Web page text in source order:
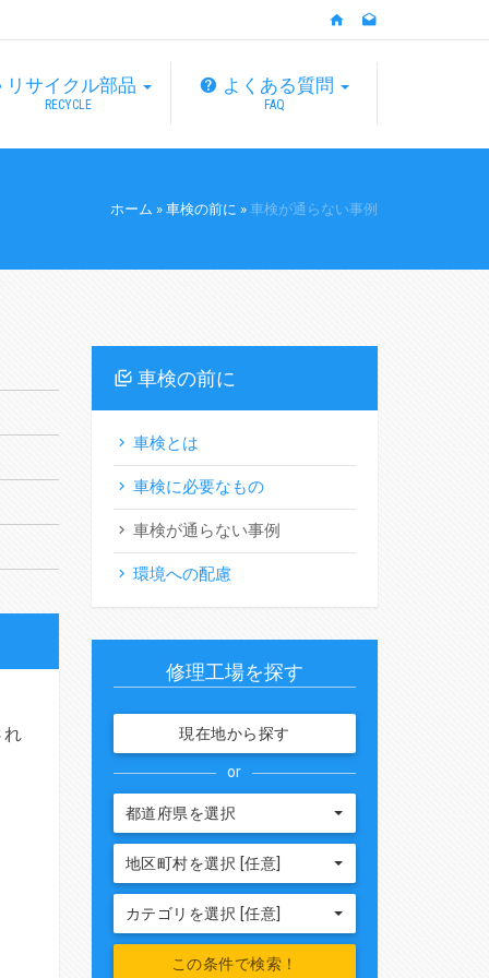
リサイクル部品
RECYCLE
よくある質問
FAQ
ホーム » 車検の前に » 車検が通らない事例
れ
車検の前に
車検とは
車検に必要なもの
車検が通らない事例
環境への配慮
修理工場を探す
現在地から探す
or
都道府県を選択
地区町村を選択 [任意]
カテゴリを選択 [任意]